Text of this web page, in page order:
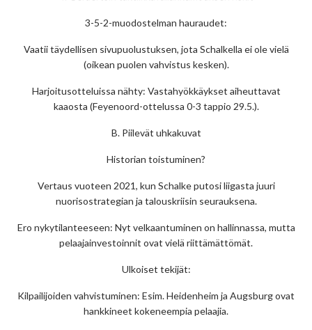
3-5-2-muodostelman hauraudet:
Vaatii täydellisen sivupuolustuksen, jota Schalkella ei ole vielä
(oikean puolen vahvistus kesken).
Harjoitusotteluissa nähty: Vastahyökkäykset aiheuttavat
kaaosta (Feyenoord-ottelussa 0-3 tappio 29.5.).
B. Piilevät uhkakuvat
Historian toistuminen?
Vertaus vuoteen 2021, kun Schalke putosi liigasta juuri
nuorisostrategian ja talouskriisin seurauksena.
Ero nykytilanteeseen: Nyt velkaantuminen on hallinnassa, mutta
pelaajainvestoinnit ovat vielä riittämättömät.
Ulkoiset tekijät:
Kilpailijoiden vahvistuminen: Esim. Heidenheim ja Augsburg ovat
hankkineet kokeneempia pelaajia.